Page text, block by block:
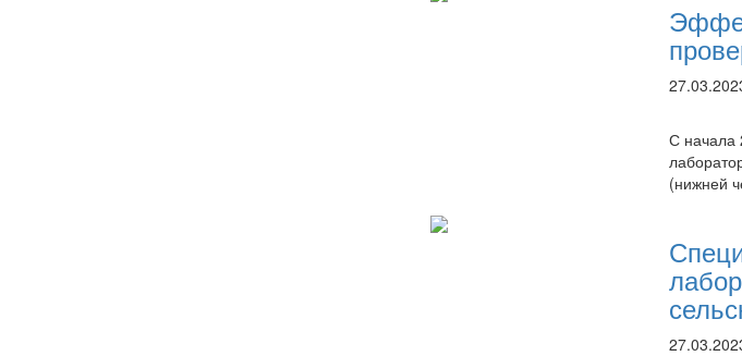
С начала
(нижней